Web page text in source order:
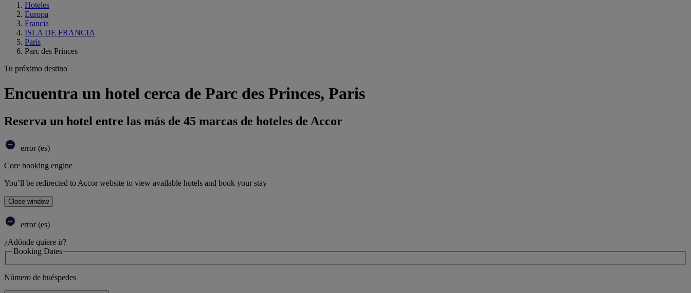
Hoteles
Europa
Francia
ISLA DE FRANCIA
Paris
Parc des Princes
Tu próximo destino
Encuentra un hotel cerca de Parc des Princes, Paris
Reserva un hotel entre las más de 45 marcas de hoteles de Accor
error (es)
Core booking engine
You’ll be redirected to Accor website to view available hotels and book your stay
Close window
error (es)
¿Adónde quiere ir?
Booking Dates
Número de huéspedes